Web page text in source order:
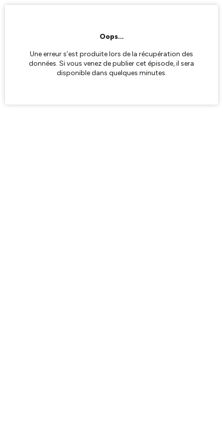
Oops…
Une erreur s’est produite lors de la récupération des
données. Si vous venez de publier cet épisode, il sera
disponible dans quelques minutes.